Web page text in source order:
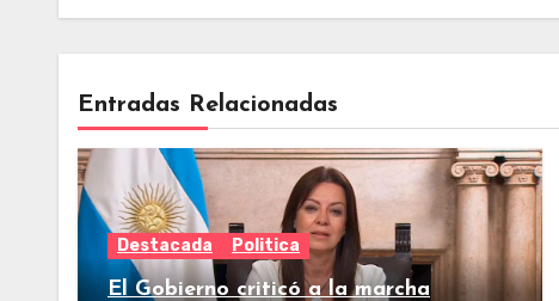
Entradas Relacionadas
Destacada Politica
El Gobierno criticó a la marcha